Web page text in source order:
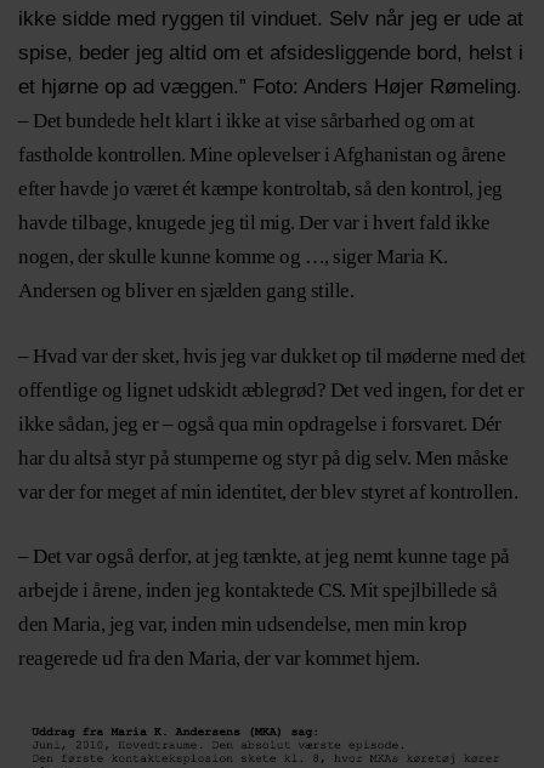
ikke sidde med ryggen til vinduet. Selv når jeg er ude at
spise, beder jeg altid om et afsidesliggende bord, helst i
et hjørne op ad væggen.” Foto: Anders Højer Rømeling.
– Det bundede helt klart i ikke at vise sårbarhed og om at
fastholde kontrollen. Mine oplevelser i Afghanistan og årene
efter havde jo været ét kæmpe kontroltab, så den kontrol, jeg
havde tilbage, knugede jeg til mig. Der var i hvert fald ikke
nogen, der skulle kunne komme og …, siger Maria K.
Andersen og bliver en sjælden gang stille.
– Hvad var der sket, hvis jeg var dukket op til møderne med det
offentlige og lignet udskidt æblegrød? Det ved ingen, for det er
ikke sådan, jeg er – også qua min opdragelse i forsvaret. Dér
har du altså styr på stumperne og styr på dig selv. Men måske
var der for meget af min identitet, der blev styret af kontrollen.
– Det var også derfor, at jeg tænkte, at jeg nemt kunne tage på
arbejde i årene, inden jeg kontaktede CS. Mit spejlbillede så
den Maria, jeg var, inden min udsendelse, men min krop
reagerede ud fra den Maria, der var kommet hjem.